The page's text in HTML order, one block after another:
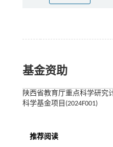
基金资助
陕西省教育厅重点科学研究
科学基金项目(2024F001)